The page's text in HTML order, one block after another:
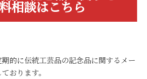
相談はこちら
的に伝統工芸品の記念品に関するメー
おります。